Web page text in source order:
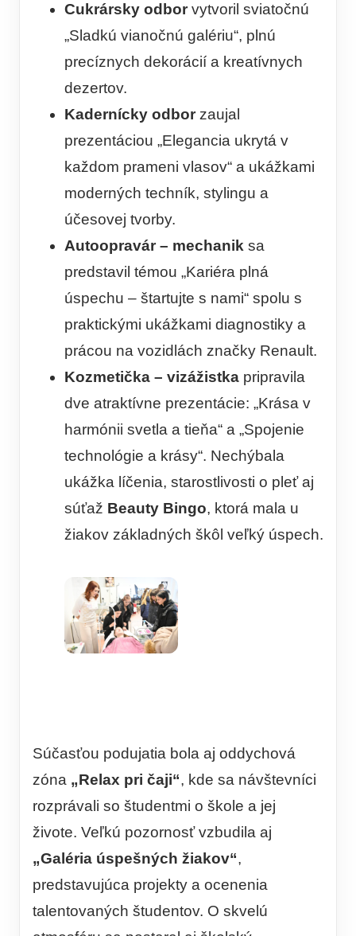
Cukrársky odbor vytvoril sviatočnú
„Sladkú vianočnú galériu“, plnú
precíznych dekorácií a kreatívnych
dezertov.
Kadernícky odbor zaujal
prezentáciou „Elegancia ukrytá v
každom prameni vlasov“ a ukážkami
moderných techník, stylingu a
účesovej tvorby.
Autoopravár – mechanik sa
predstavil témou „Kariéra plná
úspechu – štartujte s nami“ spolu s
praktickými ukážkami diagnostiky a
prácou na vozidlách značky Renault.
Kozmetička – vizážistka pripravila
dve atraktívne prezentácie: „Krása v
harmónii svetla a tieňa“ a „Spojenie
technológie a krásy“. Nechýbala
ukážka líčenia, starostlivosti o pleť aj
súťaž Beauty Bingo, ktorá mala u
žiakov základných škôl veľký úspech.
Súčasťou podujatia bola aj oddychová
zóna „Relax pri čaji“, kde sa návštevníci
rozprávali so študentmi o škole a jej
živote. Veľkú pozornosť vzbudila aj
„Galéria úspešných žiakov“,
predstavujúca projekty a ocenenia
talentovaných študentov. O skvelú